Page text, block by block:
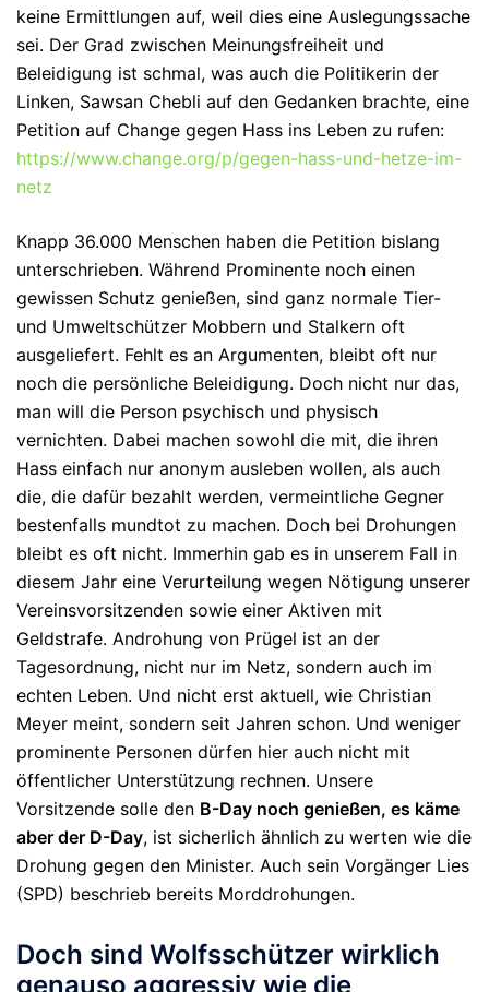
keine Ermittlungen auf, weil dies eine Auslegungssache
sei. Der Grad zwischen Meinungsfreiheit und
Beleidigung ist schmal, was auch die Politikerin der
Linken, Sawsan Chebli auf den Gedanken brachte, eine
Petition auf Change gegen Hass ins Leben zu rufen:
https://www.change.org/p/gegen-hass-und-hetze-im-
netz
Knapp 36.000 Menschen haben die Petition bislang
unterschrieben. Während Prominente noch einen
gewissen Schutz genießen, sind ganz normale Tier-
und Umweltschützer Mobbern und Stalkern oft
ausgeliefert. Fehlt es an Argumenten, bleibt oft nur
noch die persönliche Beleidigung. Doch nicht nur das,
man will die Person psychisch und physisch
vernichten. Dabei machen sowohl die mit, die ihren
Hass einfach nur anonym ausleben wollen, als auch
die, die dafür bezahlt werden, vermeintliche Gegner
bestenfalls mundtot zu machen. Doch bei Drohungen
bleibt es oft nicht. Immerhin gab es in unserem Fall in
diesem Jahr eine Verurteilung wegen Nötigung unserer
Vereinsvorsitzenden sowie einer Aktiven mit
Geldstrafe. Androhung von Prügel ist an der
Tagesordnung, nicht nur im Netz, sondern auch im
echten Leben. Und nicht erst aktuell, wie Christian
Meyer meint, sondern seit Jahren schon. Und weniger
prominente Personen dürfen hier auch nicht mit
öffentlicher Unterstützung rechnen. Unsere
Vorsitzende solle den B-Day noch genießen, es käme
aber der D-Day, ist sicherlich ähnlich zu werten wie die
Drohung gegen den Minister. Auch sein Vorgänger Lies
(SPD) beschrieb bereits Morddrohungen.
Doch sind Wolfsschützer wirklich
genauso aggressiv wie die